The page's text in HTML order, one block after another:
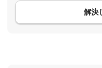
解決